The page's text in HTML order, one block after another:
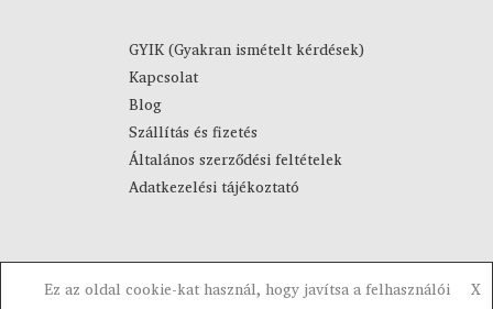
0
0
t
1
0
t
GYIK (Gyakran ismételt kérdések)
Kapcsolat
Blog
Szállítás és fizetés
Általános szerződési feltételek
Adatkezelési tájékoztató
Copyright © 2023-2026 Visztra. Powered by Visztra.
Ez az oldal cookie-kat használ, hogy javítsa a felhasználói
X